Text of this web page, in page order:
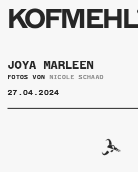
KOFMEHL
PROGRAMM
GALERIE
JOYA MARLEEN
FOTOS VON NICOLE SCHAAD
27.04.2024